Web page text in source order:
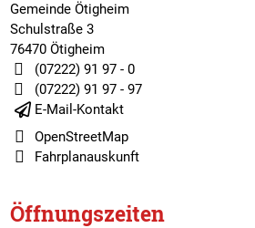
Gemeinde Ötigheim
Schulstraße 3
76470 Ötigheim
(07222) 91 97 - 0
(07222) 91 97 - 97
E-Mail-Kontakt
OpenStreetMap
Fahrplanauskunft
Öffnungszeiten